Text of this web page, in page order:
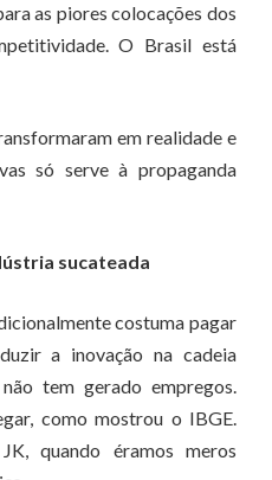
as piores colocações dos
O Brasil está
em realidade e
só serve à propaganda
sucateada
costuma pagar
a inovação na cadeia
tem gerado empregos.
como mostrou o IBGE.
quando éramos meros